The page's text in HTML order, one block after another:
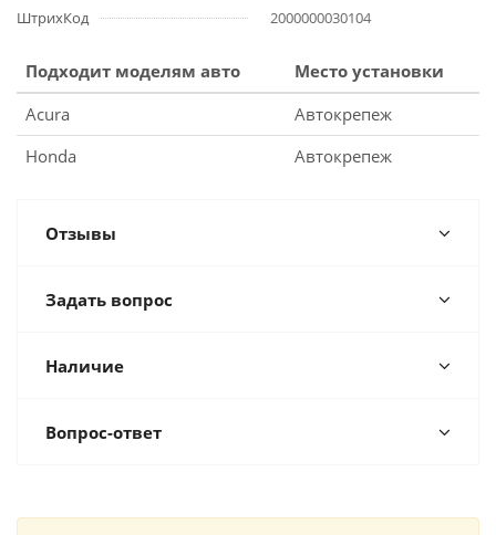
ШтрихКод 2000000030104
Подходит моделям авто
Место установки
Acura
Автокрепеж
Honda
Автокрепеж
Отзывы
Задать вопрос
Наличие
Вопрос-ответ